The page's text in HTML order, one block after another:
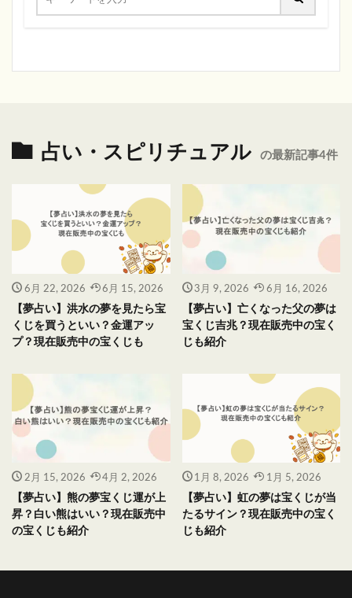
占い・スピリチュアル の最新記事4件
6月 22, 2026 6月 15, 2026
【夢占い】洪水の夢を見たら宝
くじを買うといい？金運アッ
プ？現在販売中の宝くじも
3月 9, 2026 6月 16, 2026
【夢占い】亡くなった父の夢は
宝くじ吉兆？現在販売中の宝く
じも紹介
2月 15, 2026 4月 2, 2026
【夢占い】熊の夢宝くじ運が上
昇？白い熊はいい？現在販売中
の宝くじも紹介
1月 8, 2026 1月 5, 2026
【夢占い】虹の夢は宝くじが当
たるサイン？現在販売中の宝く
じも紹介